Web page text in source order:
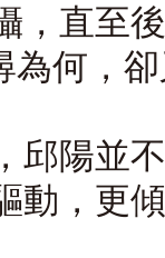
，直至
何，卻
邱陽並
動，更